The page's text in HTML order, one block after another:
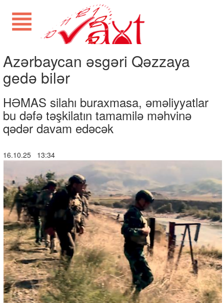
Azərbaycan əsgəri Qəzzaya
gedə bilər
HƏMAS silahı buraxmasa, əməliyyatlar
bu dəfə təşkilatın tamamilə məhvinə
qədər davam edəcək
16.10.25 13:34